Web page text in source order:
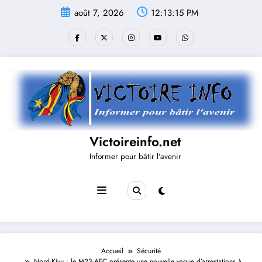
août 7, 2026 12:13:16 PM
Victoireinfo.net
Informer pour bâtir l'avenir
Accueil
Sécurité